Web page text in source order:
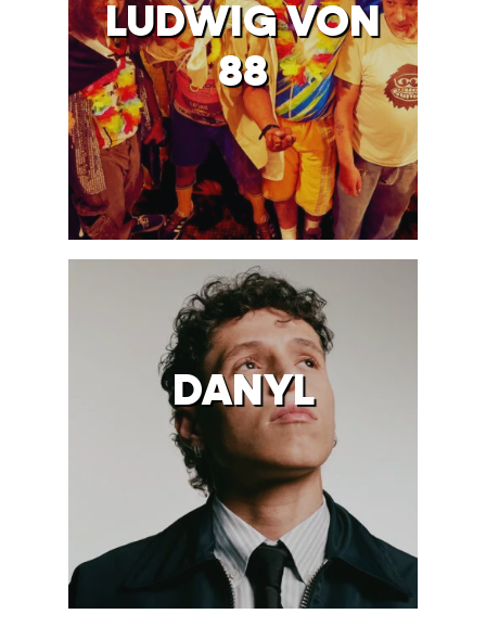
LUDWIG VON
88
DANYL